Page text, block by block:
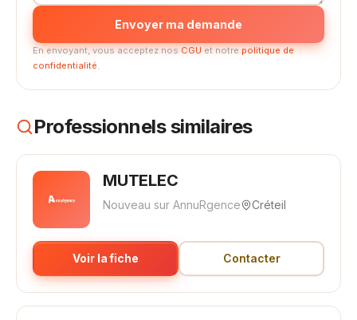
Envoyer ma demande
En envoyant, vous acceptez nosCGUet notrepolitique de
confidentialité.
Professionnels similaires
MUTELEC
Nouveau sur AnnuRgence Créteil
Voir la fiche Contacter